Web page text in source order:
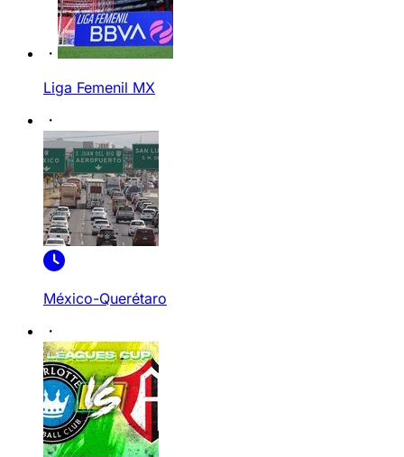
Liga Femenil MX
México-Querétaro